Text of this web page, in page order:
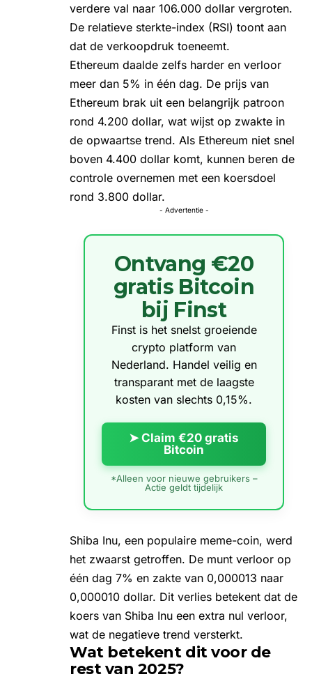
verdere val naar 106.000 dollar vergroten.
De relatieve sterkte-index (RSI) toont aan
dat de verkoopdruk toeneemt.
Ethereum daalde zelfs harder en verloor
meer dan 5% in één dag. De prijs van
Ethereum brak uit een belangrijk patroon
rond 4.200 dollar, wat wijst op zwakte in
de opwaartse trend. Als Ethereum niet snel
boven 4.400 dollar komt, kunnen beren de
controle overnemen met een koersdoel
rond 3.800 dollar.
- Advertentie -
Ontvang €20
gratis Bitcoin
bij Finst
Finst is het snelst groeiende
crypto platform van
Nederland. Handel veilig en
transparant met de laagste
kosten van slechts 0,15%.
➤ Claim €20 gratis
Bitcoin
*Alleen voor nieuwe gebruikers –
Actie geldt tijdelijk
Shiba Inu, een populaire meme-coin, werd
het zwaarst getroffen. De munt verloor op
één dag 7% en zakte van 0,000013 naar
0,000010 dollar. Dit verlies betekent dat de
koers van Shiba Inu een extra nul verloor,
wat de negatieve trend versterkt.
Wat betekent dit voor de
rest van 2025?